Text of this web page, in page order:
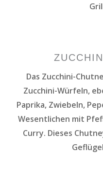
Das Zucchini-
Zucchini-Würfeln,
Paprika, Zwiebeln,
Wesentlichen mit
Curry. Dieses